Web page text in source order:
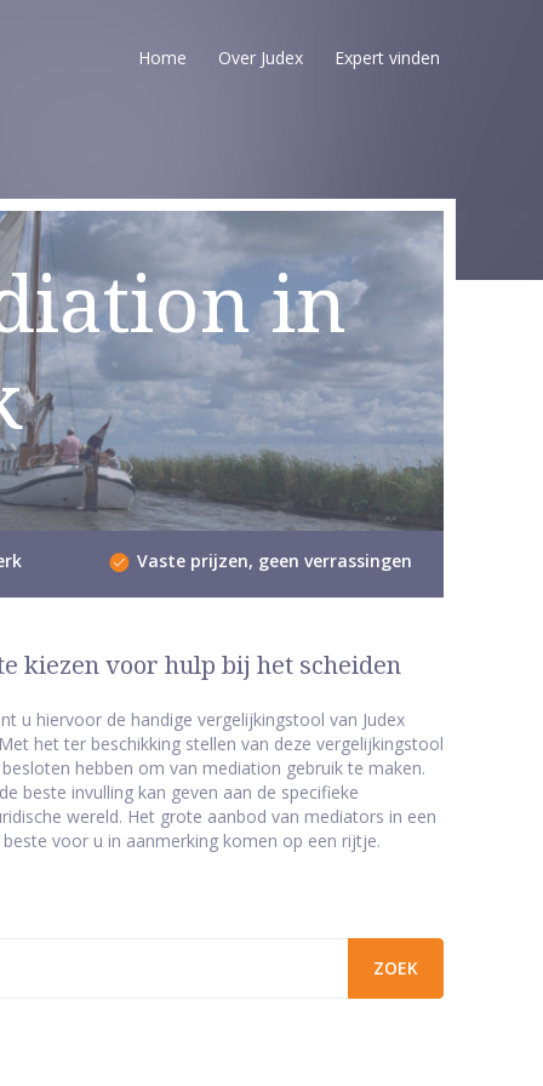
Home Over Judex Expert vinden
in
Vaste prijzen, geen verrassingen
kiezen voor hulp bij het scheiden
u hiervoor de handige vergelijkingstool van Judex
het ter beschikking stellen van deze vergelijkingstool
hebben om van mediation gebruik te maken.
beste invulling kan geven aan de specifieke
wereld. Het grote aanbod van mediators in een
voor u in aanmerking komen op een rijtje.